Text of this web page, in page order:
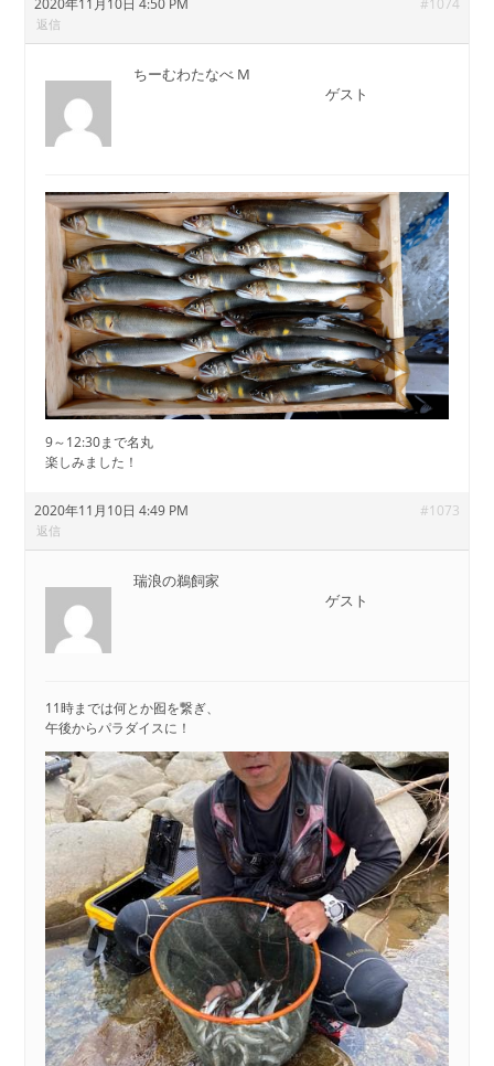
2020年11月10日 4:50 PM #1074
返信
ちーむわたなべ M
ゲスト
9～12:30まで名丸
楽しみました！
2020年11月10日 4:49 PM #1073
返信
瑞浪の鵜飼家
ゲスト
11時までは何とか囮を繋ぎ、
午後からパラダイスに！